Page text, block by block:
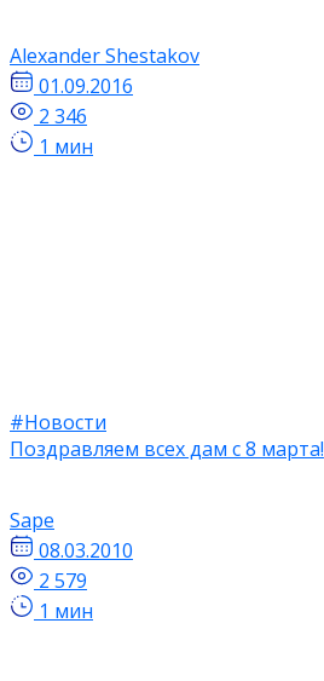
Alexander Shestakov
01.09.2016
2 346
1 мин
#Новости
Поздравляем всех дам с 8 марта!
Sape
08.03.2010
2 579
1 мин